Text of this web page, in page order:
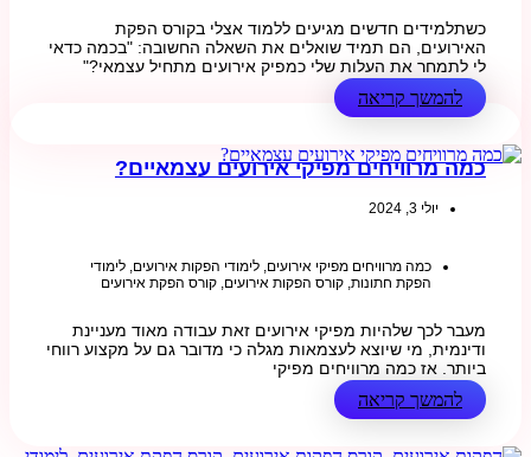
כשתלמידים חדשים מגיעים ללמוד אצלי בקורס הפקת
האירועים, הם תמיד שואלים את השאלה החשובה: "בכמה כדאי
לי לתמחר את העלות שלי כמפיק אירועים מתחיל עצמאי?"
להמשך קריאה
כמה מרוויחים מפיקי אירועים עצמאיים?
יולי 3, 2024
כמה מרוויחים מפיקי אירועים, לימודי הפקות אירועים, לימודי
הפקת חתונות, קורס הפקות אירועים, קורס הפקת אירועים
מעבר לכך שלהיות מפיקי אירועים זאת עבודה מאוד מעניינת
ודינמית, מי שיוצא לעצמאות מגלה כי מדובר גם על מקצוע רווחי
ביותר. אז כמה מרוויחים מפיקי
להמשך קריאה